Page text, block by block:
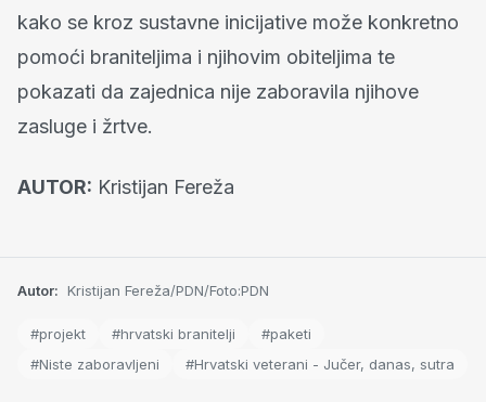
kako se kroz sustavne inicijative može konkretno
pomoći braniteljima i njihovim obiteljima te
pokazati da zajednica nije zaboravila njihove
zasluge i žrtve.
AUTOR: Kristijan Fereža
Autor: Kristijan Fereža/PDN/Foto:PDN
#projekt #hrvatski branitelji
#paketi
#Niste zaboravljeni
#Hrvatski veterani - Jučer, danas, sutra